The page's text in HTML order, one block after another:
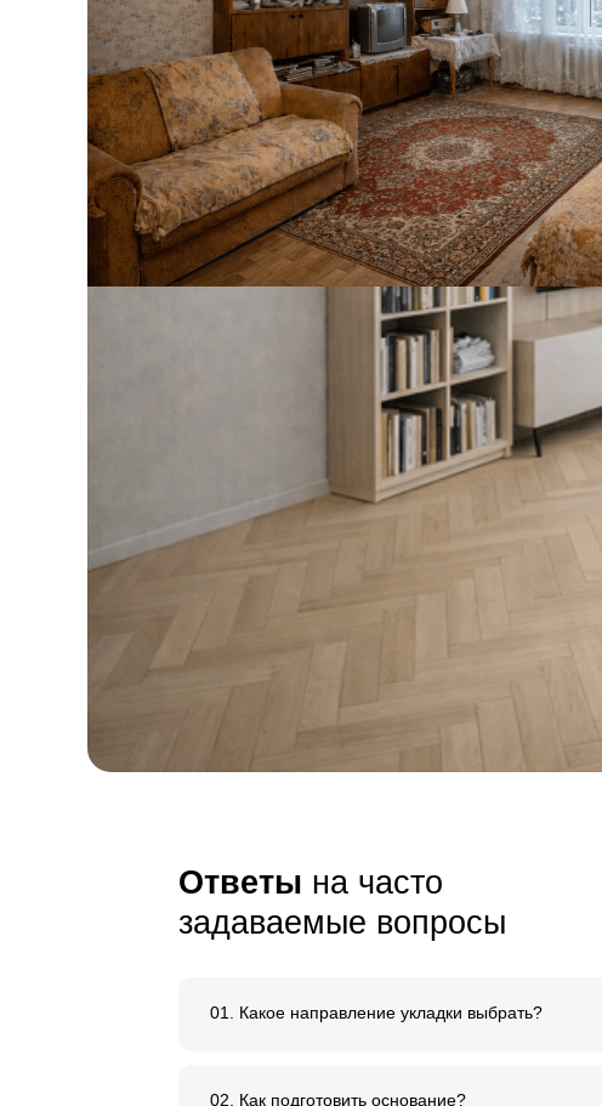
32 для профиля
под покраску
СОЕДИНИТЕЛЬ ПРЯМОЙ
41 ₽ В корзину
Идеальный
и внимание к
Сырье, используемое для
нашего паркета, имеет